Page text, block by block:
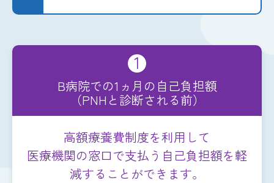
1
B病院での1ヵ月の自己負担額
（PNHと診断される前）
高額療養費制度を利用して
医療機関の窓口で支払う自己負担額を軽
減することができます。